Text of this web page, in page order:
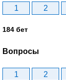
1 2
184 бет
Вопросы
1 2